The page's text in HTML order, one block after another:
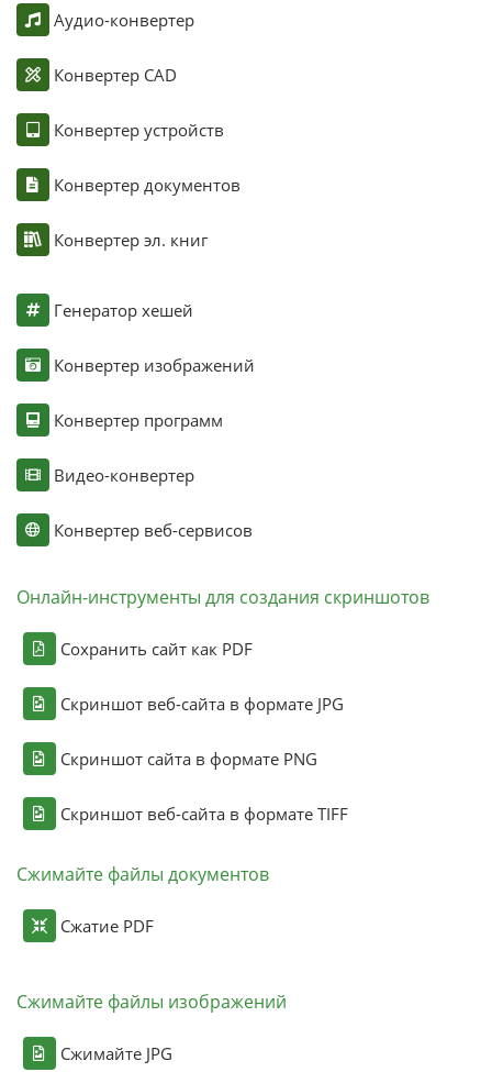
Аудио-конвертер
Конвертер CAD
Конвертер устройств
Конвертер документов
Конвертер эл. книг
Генератор хешей
Конвертер изображений
Конвертер программ
Видео-конвертер
Конвертер веб-сервисов
Онлайн-инструменты для создания скриншотов
Сохранить сайт как PDF
Скриншот веб-сайта в формате JPG
Скриншот сайта в формате PNG
Скриншот веб-сайта в формате TIFF
Сжимайте файлы документов
Сжатие PDF
Сжимайте файлы изображений
Сжимайте JPG